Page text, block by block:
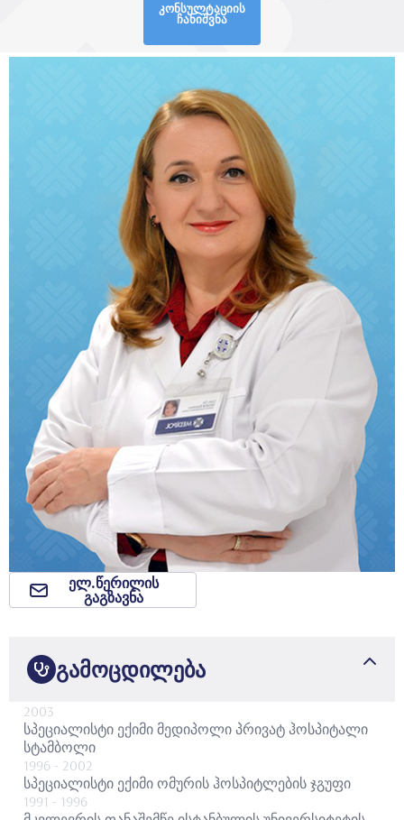
კონსულტაციის
ჩანიშვნა
გამოცდილება
2003
სპეციალისტი ექიმი მედიპოლი პრივატ ჰოსპიტალი
სტამბოლი
1996 - 2002
სპეციალისტი ექიმი ომურის ჰოსპიტლების ჯგუფი
1991 - 1996
ელ.წერილის
გაგზავნა